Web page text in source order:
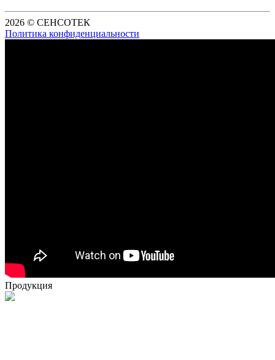
2026 © СЕНСОТЕК
Политика конфиденциальности
Продукция